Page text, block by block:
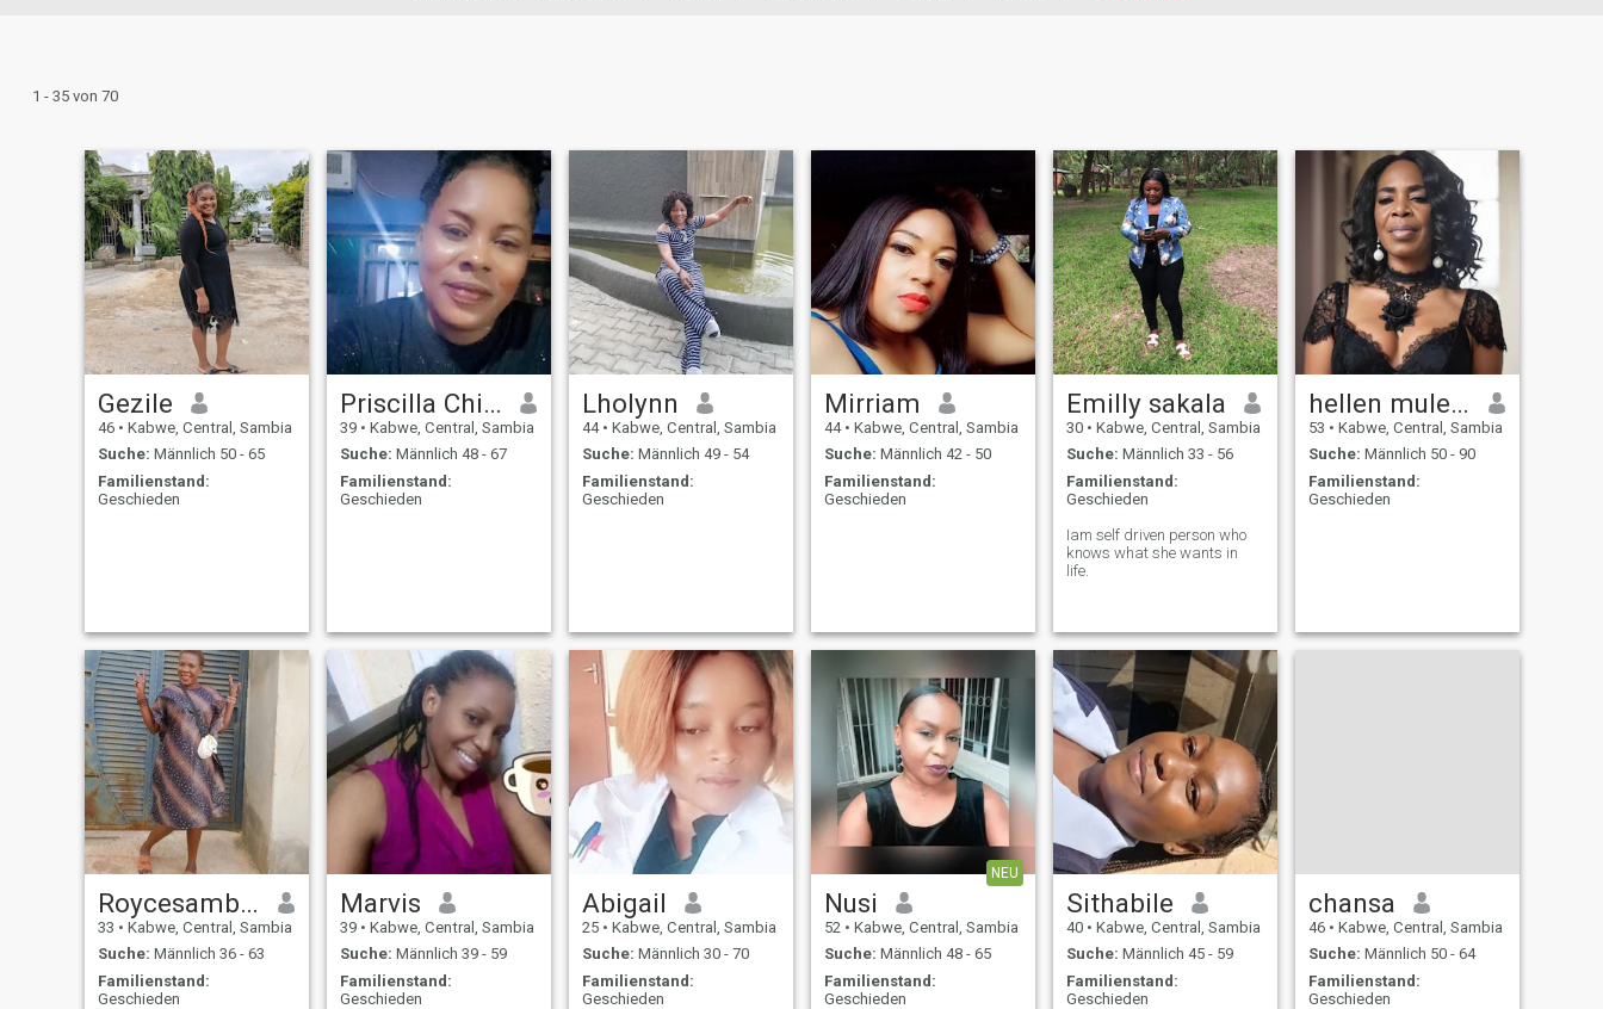
1 - 35 von 70
Gezile
46 • Kabwe, Central, Sambia
Suche: Männlich 50 - 65
Familienstand:
Geschieden
Priscilla Chilufya
39 • Kabwe, Central, Sambia
Suche: Männlich 48 - 67
Familienstand:
Geschieden
Lholynn
44 • Kabwe, Central, Sambia
Suche: Männlich 49 - 54
Familienstand:
Geschieden
Mirriam
44 • Kabwe, Central, Sambia
Suche: Männlich 42 - 50
Familienstand:
Geschieden
Emilly sakala
30 • Kabwe, Central, Sambia
Suche: Männlich 33 - 56
Familienstand:
Geschieden
Iam self driven person who
knows what she wants in
life.
hellen mulenga
53 • Kabwe, Central, Sambia
Suche: Männlich 50 - 90
Familienstand:
Geschieden
Roycesambaulu
33 • Kabwe, Central, Sambia
Suche: Männlich 36 - 63
Familienstand:
Geschieden
Marvis
39 • Kabwe, Central, Sambia
Suche: Männlich 39 - 59
Familienstand:
Geschieden
Abigail
25 • Kabwe, Central, Sambia
Suche: Männlich 30 - 70
Familienstand:
Geschieden
NEU
Nusi
52 • Kabwe, Central, Sambia
Suche: Männlich 48 - 65
Familienstand:
Geschieden
Sithabile
40 • Kabwe, Central, Sambia
Suche: Männlich 45 - 59
Familienstand:
Geschieden
chansa
46 • Kabwe, Central, Sambia
Suche: Männlich 50 - 64
Familienstand:
Geschieden